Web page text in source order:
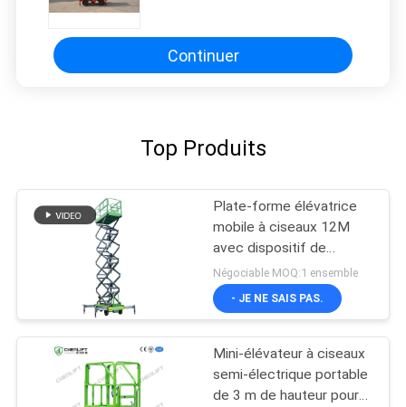
Continuer
Top Produits
Plate-forme élévatrice
mobile à ciseaux 12M
avec dispositif de
traction
Négociable MOQ:1 ensemble
- JE NE SAIS PAS.
Mini-élévateur à ciseaux
semi-électrique portable
de 3 m de hauteur pour